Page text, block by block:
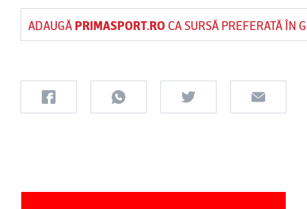
ADAUGĂ PRIMASPORT.ROCA SURSĂ PREFERATĂ ÎN